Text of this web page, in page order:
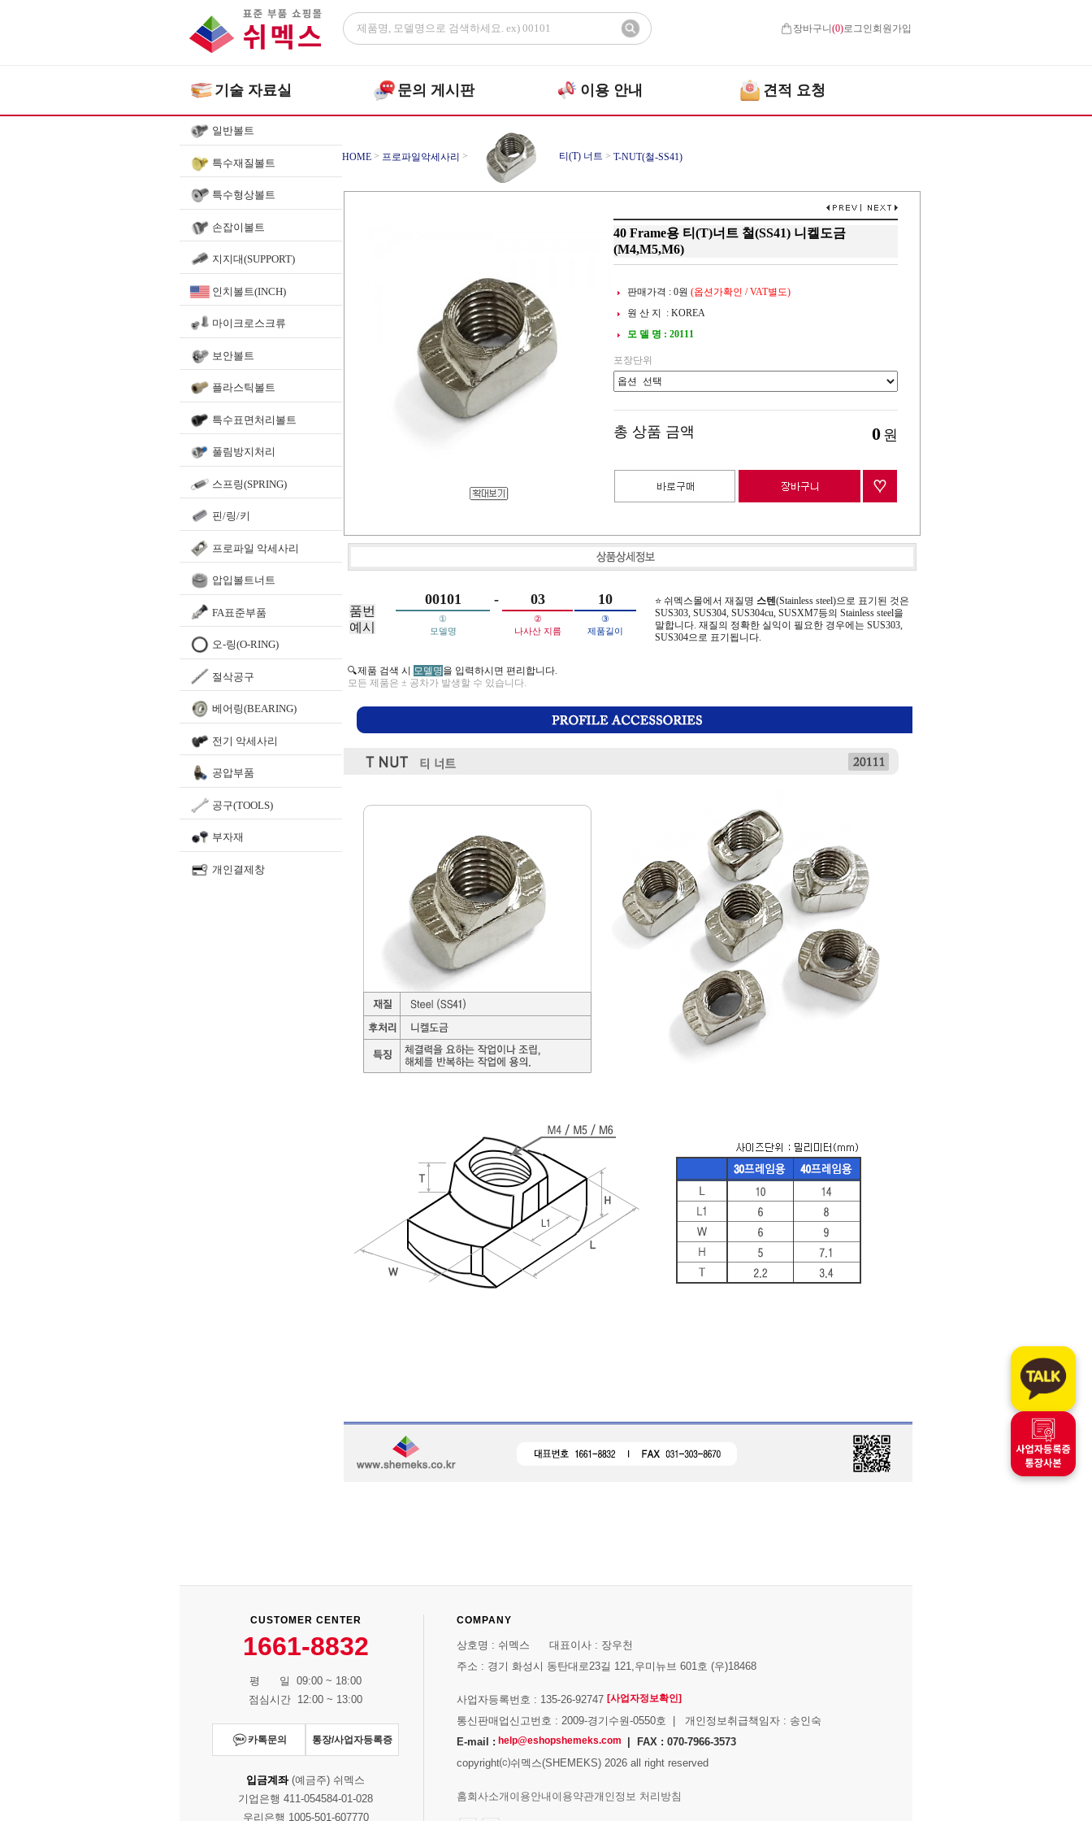
장바구니(0)로그인 회원가입
기술 자료실 문의 게시판 이용 안내 견적 요청
일반볼트
특수재질볼트
특수형상볼트
손잡이볼트
지지대(SUPPORT)
인치볼트(INCH)
마이크로스크류
보안볼트
플라스틱볼트
특수표면처리볼트
풀림방지처리
스프링(SPRING)
핀/링/키
프로파일 악세사리
압입볼트너트
FA표준부품
오-링(O-RING)
절삭공구
베어링(BEARING)
전기 악세사리
공압부품
공구(TOOLS)
부자재
개인결제창
HOME > 프로파일악세사리 > 티(T) 너트 > T-NUT(철-SS41)
40 Frame용 티(T)너트 철(SS41) 니켈도금
(M4,M5,M6)
판매가격 : 0원 (옵션가확인 / VAT별도)
원 산 지 : KOREA
모 델 명 : 20111
포장단위
총 상품 금액 0 원
품번
예시
00101 - 03 10
①
모델명
②
나사산 지름
③
제품길이
⭐ 쉬멕스몰에서 재질명 스텐(Stainless steel)으로 표기된 것은
SUS303, SUS304, SUS304cu, SUSXM7등의 Stainless steel을
말합니다. 재질의 정확한 실익이 필요한 경우에는 SUS303,
SUS304으로 표기됩니다.
🔍제품 검색 시 모델명을 입력하시면 편리합니다.
모든 제품은 ± 공차가 발생할 수 있습니다.
CUSTOMER CENTER
1661-8832
평 일 09:00 ~ 18:00
점심시간 12:00 ~ 13:00
카톡문의 통장/사업자등록증
입금계좌(예금주) 쉬멕스
기업은행 411-054584-01-028
우리은행 1005-501-607770
COMPANY
상호명 : 쉬멕스 대표이사 : 장우천
주소 : 경기 화성시 동탄대로23길 121,우미뉴브 601호 (우)18468
사업자등록번호 : 135-26-92747 [사업자정보확인]
통신판매업신고번호 : 2009-경기수원-0550호 | 개인정보취급책임자 : 송인숙
E-mail : help@eshopshemeks.com
| FAX : 070-7966-3573
copyright⒞쉬멕스(SHEMEKS) 2026 all right reserved
홈회사소개 이용안내 이용약관개인정보 처리방침